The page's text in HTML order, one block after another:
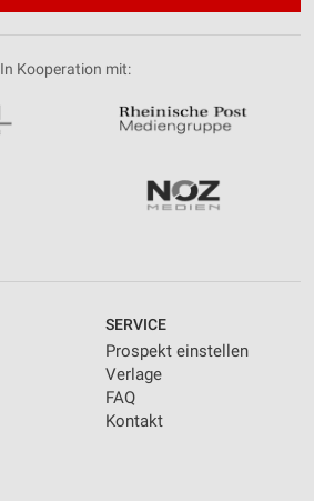
In Kooperation mit:
SERVICE
Prospekt einstellen
Verlage
FAQ
Kontakt